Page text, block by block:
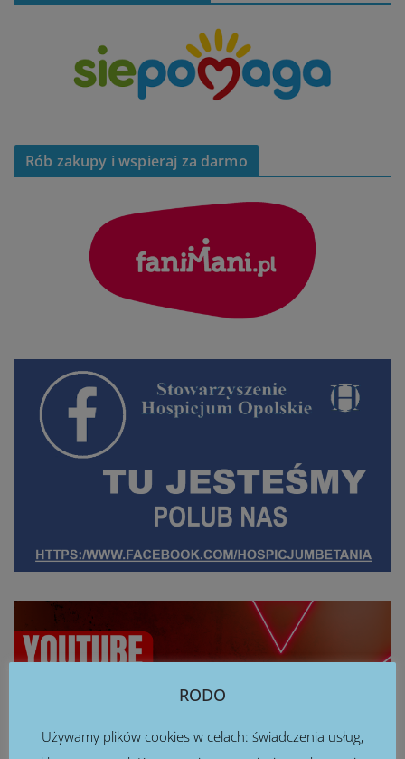
Rób zakupy i wspieraj za darmo
RODO
Używamy plików cookies w celach: świadczenia usług,